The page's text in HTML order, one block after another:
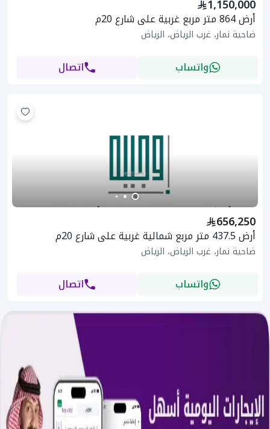
1,150,000
أرض 864 متر مربع غربية على شارع 20م
ضاحية نمار، غرب الرياض، الرياض
واتساب اتصال
656,250
أرض 437.5 متر مربع شمالية غربية على شارع 20م
ضاحية نمار، غرب الرياض، الرياض
واتساب اتصال